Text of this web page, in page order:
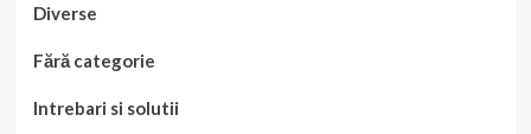
Diverse
Fără categorie
Intrebari si solutii